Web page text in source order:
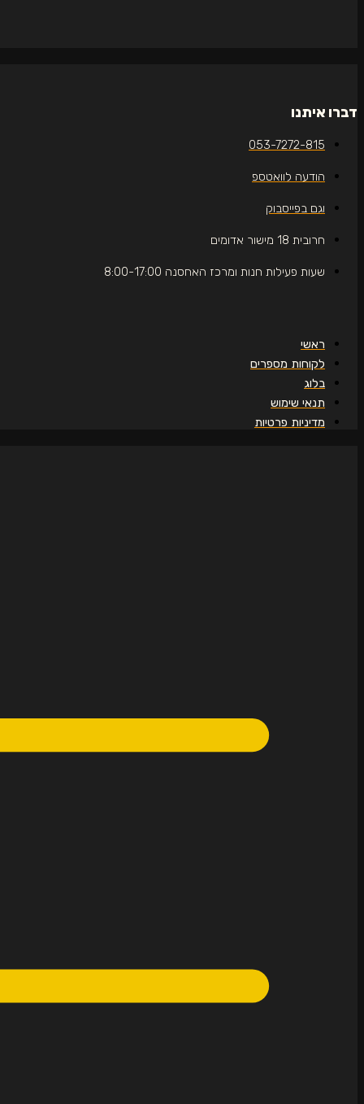
דברו איתנו
053-7272-815
הודעה לוואטספ
וגם בפייסבוק
חרובית 18 מישור אדומים
שעות פעילות חנות ומרכז האחסנה 8:00-17:00
ראשי
לקוחות מספרים
בלוג
תנאי שימוש
מדיניות פרטיות